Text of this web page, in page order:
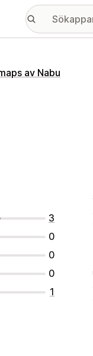
av Nabu
3
0
0
0
1